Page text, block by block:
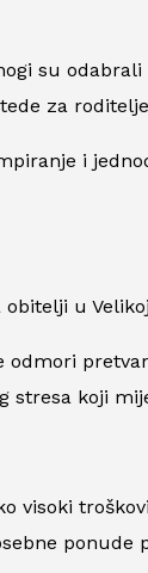
su
za
i
u
odmori
stresa koji
visoki
ponude